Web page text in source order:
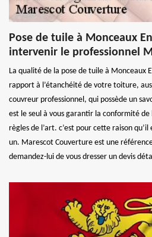
Pose de tuile à Monceaux
intervenir le professionnel
La qualité de la pose de tuile à Monceaux
rapport à l’étanchéité de votre toiture,
couvreur professionnel, qui possède un
est le seul à vous garantir la conformité de
règles de l’art. c’est pour cette raison
un. Marescot Couverture est une
demandez-lui de vous dresser un devis